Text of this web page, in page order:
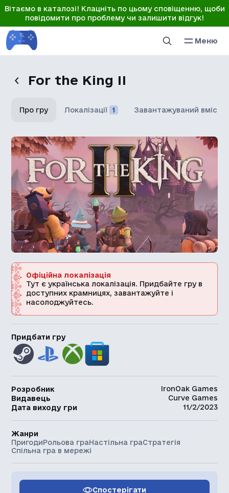
Вітаємо в каталозі! Клацніть по цьому сповіщенню, щоби
повідомити про проблему чи залишити відгук!
Меню
For the King II
Про гру Локалізації 1 Завантажуваний вміст
Офіційна локалізація
Тут є українська локалізація. Придбайте гру в
доступних крамницях, завантажуйте і
насолоджуйтесь.
Придбати гру
Розробник
IronOak Games
Видавець
Curve Games
Дата виходу гри
11/2/2023
Жанри
ПригодиРольова граНастільна граСтратегія
Спільна гра в мережі
Спостерігати